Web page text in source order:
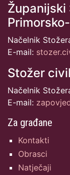
Načelnik
E-mail:
Stožer
Načelnik
E-mail:
Za građane
Kontakti
Obrasci
Natječaji